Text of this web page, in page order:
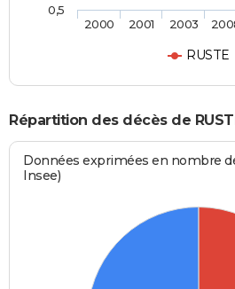
RUSTE
2000 2001 2003
0,5
Répartition des décès de
Données exprimées en nombre
Insee)